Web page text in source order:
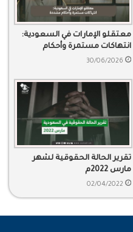
معتقلو الإمارات في السعودية:
انتهاكات مستمرة وأحكام
مشددة
30/06/2026
تقرير الحالة الحقوقية لشهر
مارس 2022م
02/04/2022